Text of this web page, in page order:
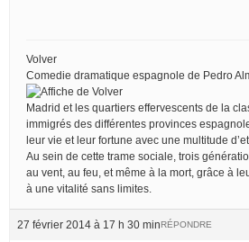
Volver
Comedie dramatique espagnole de Pedro
Madrid et les quartiers effervescents de la
immigrés des différentes provinces
leur vie et leur fortune avec une multitude
Au sein de cette trame sociale, trois
au vent, au feu, et même à la mort, grâce à
à une vitalité sans limites.
27 février 2014 à 17 h 30 minRÉPONDRE